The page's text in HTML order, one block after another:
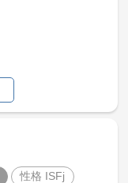
性格 ISFj